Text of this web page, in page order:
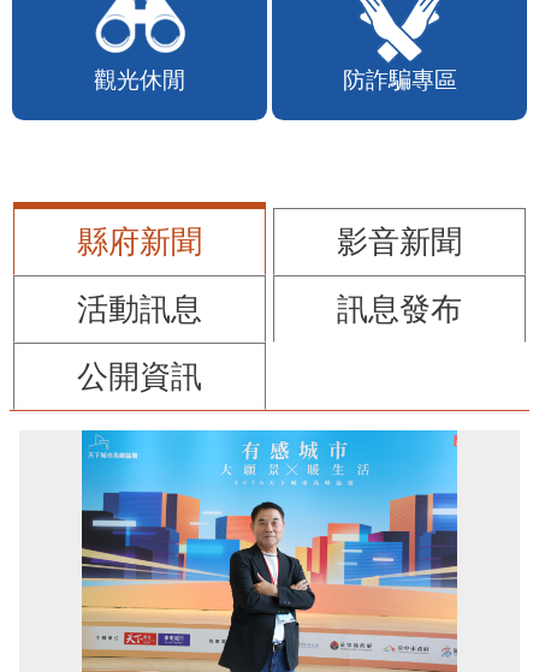
觀光休閒 防詐騙專區
縣府新聞
影音新聞
活動訊息
訊息發布
公開資訊